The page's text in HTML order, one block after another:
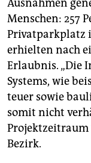
Ausnahmen
Menschen: 257
Privatparkplatz
erhielten nach
Erlaubnis. „Die
Systems, wie
teuer sowie
somit nicht
Projektzeitraum
Bezirk.